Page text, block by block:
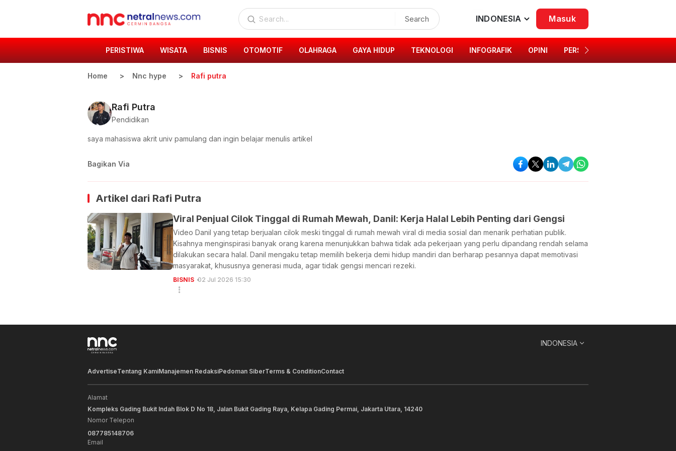
Search INDONESIA Masuk
PERISTIWA WISATA BISNIS OTOMOTIF OLAHRAGA GAYA HIDUP TEKNOLOGI INFOGRAFIK OPINI PERSONA
Home Nnc hype Rafi putra
Rafi Putra
Pendidikan
saya mahasiswa akrit univ pamulang dan ingin belajar menulis artikel
Bagikan Via
Artikel dari Rafi Putra
Viral Penjual Cilok Tinggal di Rumah Mewah, Danil: Kerja Halal Lebih Penting dari Gengsi
Video Danil yang tetap berjualan cilok meski tinggal di rumah mewah viral di media sosial dan menarik perhatian publik.
Kisahnya menginspirasi banyak orang karena menunjukkan bahwa tidak ada pekerjaan yang perlu dipandang rendah selama
dilakukan secara halal. Danil mengaku tetap memilih bekerja demi hidup mandiri dan berharap pesannya dapat memotivasi
masyarakat, khususnya generasi muda, agar tidak gengsi mencari rezeki.
BISNIS 02 Jul 2026 15:30
INDONESIA
AdvertiseTentang KamiManajemen RedaksiPedoman SiberTerms & ConditionContact
Alamat
Kompleks Gading Bukit Indah Blok D No 18, Jalan Bukit Gading Raya, Kelapa Gading Permai, Jakarta Utara, 14240
Nomor Telepon
087785148706
Email